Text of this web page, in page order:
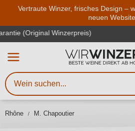
Zum
Vertraute Winzer, frisches Design –
neuen Website
Trusted Shop (geprüft
Rhône M. Chapoutier
Weinsuche
Mindestens 3 Zeichen
Beschreiben Sie,
Sie suchen – ob nach
Region, Winzer oder